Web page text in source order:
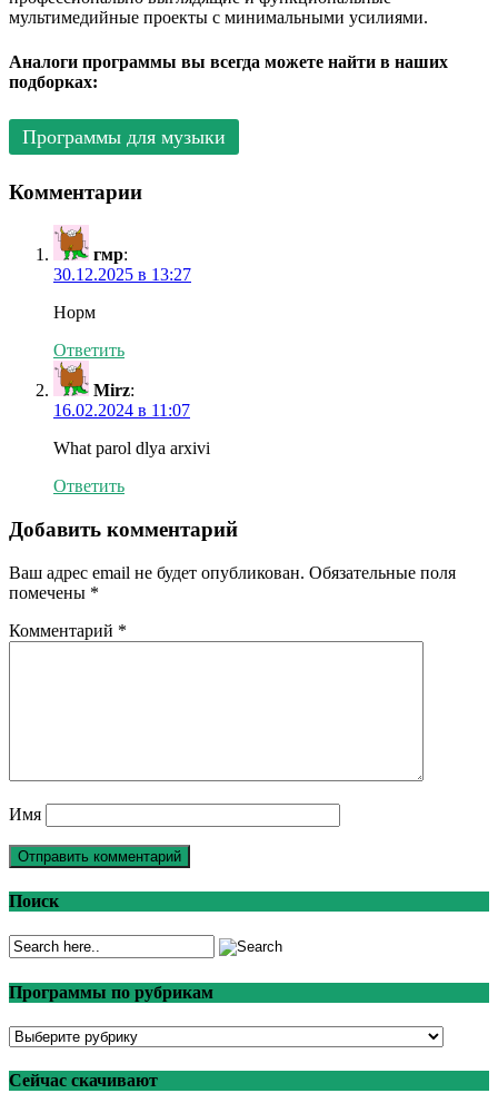
мультимедийные проекты с минимальными усилиями.
Аналоги программы вы всегда можете найти в наших
подборках:
Программы для музыки
Комментарии
гмр:
30.12.2025 в 13:27
Норм
Ответить
Mirz:
16.02.2024 в 11:07
What parol dlya arxivi
Ответить
Добавить комментарий
Ваш адрес email не будет опубликован. Обязательные поля
помечены *
Комментарий *
Имя
Поиск
Программы по рубрикам
Программы
рубрикам
Сейчас скачивают